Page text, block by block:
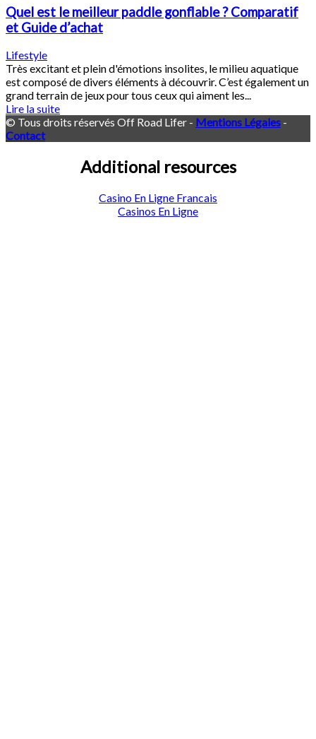
Quel est le meilleur paddle gonflable ? Comparatif
et Guide d’achat
Lifestyle
Très excitant et plein d'émotions insolites, le milieu aquatique
est composé de divers éléments à découvrir. C’est également un
grand terrain de jeux pour tous ceux qui aiment les...
Lire la suite
© Tous droits réservés Off Road Lifer - Mentions Légales -
Contact
Additional resources
Casino En Ligne Francais
Casinos En Ligne